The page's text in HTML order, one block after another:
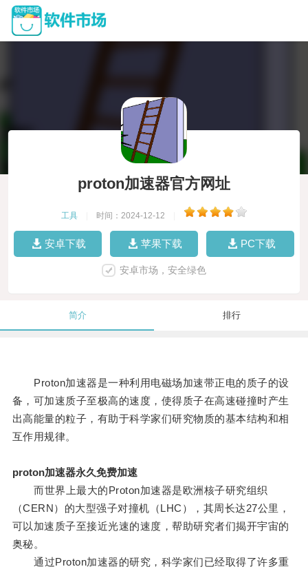
proton加速器官方网址
工具 时间：2024-12-12
安卓下载 苹果下载 PC下载
安卓市场，安全绿色
简介 排行
Proton加速器是一种利用电磁场加速带正电的质子的设
备，可加速质子至极高的速度，使得质子在高速碰撞时产生
出高能量的粒子，有助于科学家们研究物质的基本结构和相
互作用规律。
proton加速器永久免费加速
而世界上最大的Proton加速器是欧洲核子研究组织
（CERN）的大型强子对撞机（LHC），其周长达27公里，
可以加速质子至接近光速的速度，帮助研究者们揭开宇宙的
奥秘。
通过Proton加速器的研究，科学家们已经取得了许多重